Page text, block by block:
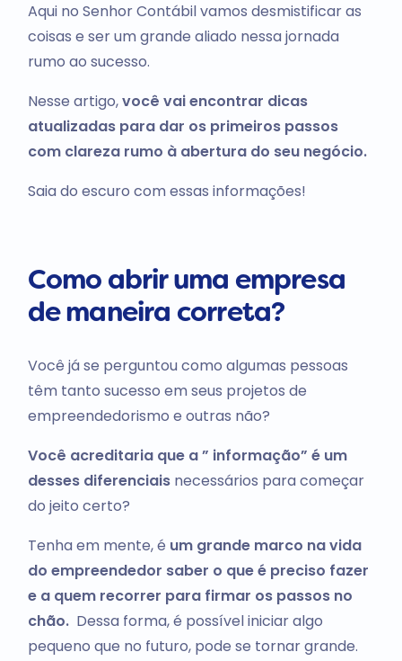
Aqui no Senhor Contábil vamos desmistificar as
coisas e ser um grande aliado nessa jornada
rumo ao sucesso.
Nesse artigo,você vai encontrar dicas
atualizadas para dar os primeiros passos
com clareza rumo à abertura do seu negócio.
Saia do escuro com essas informações!
Como abrir uma empresa
de maneira correta?
Você já se perguntou como algumas pessoas
têm tanto sucesso em seus projetos de
empreendedorismo e outras não?
Você acreditaria que a ” informação” é um
desses diferenciaisnecessários para começar
do jeito certo?
Tenha em mente, é um grande marco na vida
do empreendedor saber o que é preciso fazer
e a quem recorrer para firmar os passos no
chão.Dessa forma, é possível iniciar algo
pequeno que no futuro, pode se tornar grande.